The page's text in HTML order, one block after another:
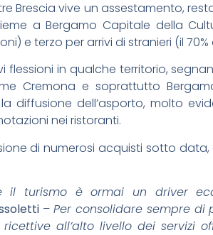
Brescia vive un assestamento,
a Bergamo Capitale della
e terzo per arrivi di stranieri (il
in qualche territorio,
Cremona e soprattutto
diffusione dell’asporto, molto
nei ristoranti.
di numerosi acquisti sotto
il turismo è ormai un driver
– Per consolidare sempre di
all’alto livello dei servizi